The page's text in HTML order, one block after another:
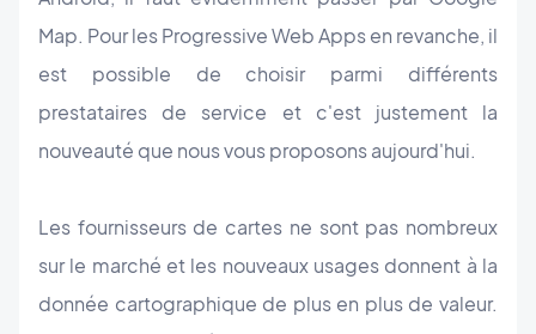
Map. Pour les Progressive Web Apps en revanche, il
est possible de choisir parmi différents
prestataires de service et c'est justement la
nouveauté que nous vous proposons aujourd'hui.
Les fournisseurs de cartes ne sont pas nombreux
sur le marché et les nouveaux usages donnent à la
donnée cartographique de plus en plus de valeur.